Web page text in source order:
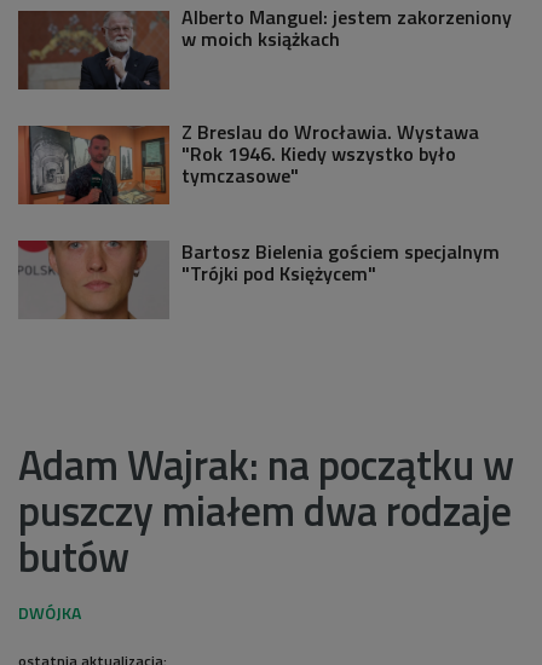
Alberto Manguel: jestem zakorzeniony
w moich książkach
Z Breslau do Wrocławia. Wystawa
"Rok 1946. Kiedy wszystko było
tymczasowe"
Bartosz Bielenia gościem specjalnym
"Trójki pod Księżycem"
Adam Wajrak: na początku w
puszczy miałem dwa rodzaje
butów